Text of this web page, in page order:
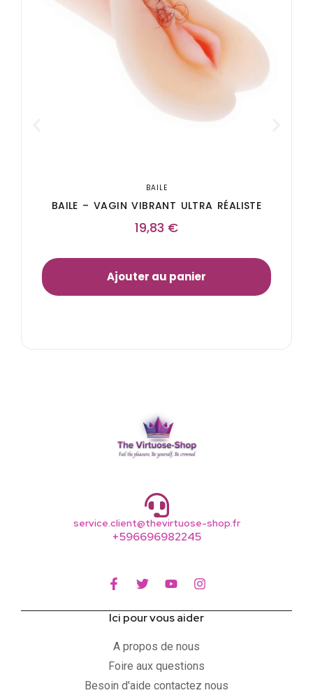
BAILE
BAILE – VAGIN VIBRANT ULTRA RÉALISTE
19,83 €
Ajouter au panier
service.client@thevirtuose-shop.fr
+596696982245
Ici pour vous aider
A propos de nous
Foire aux questions
Besoin d'aide contactez nous